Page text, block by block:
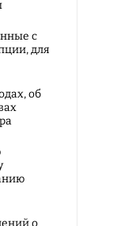
с
для
об
о